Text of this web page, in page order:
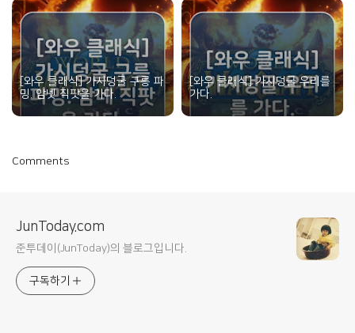
[와우 클래식] 가시덩굴 구릉 파
밍. 암넷 직팟을 가다.
[와우 클래식] 가시덩굴 우리를
가다.
Comments
JunToday.com
준투데이(JunToday)의 블로그입니다.
구독하기